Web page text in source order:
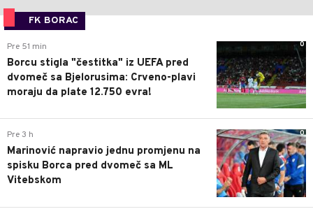
FK BORAC
0
Pre 51 min
Borcu stigla "čestitka" iz UEFA pred
dvomeč sa Bjelorusima: Crveno-plavi
moraju da plate 12.750 evra!
0
Pre 3 h
Marinović napravio jednu promjenu na
spisku Borca pred dvomeč sa ML
Vitebskom